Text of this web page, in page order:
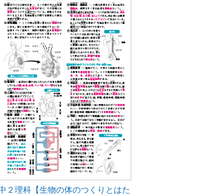
２理科【生物の体のつくりとはた